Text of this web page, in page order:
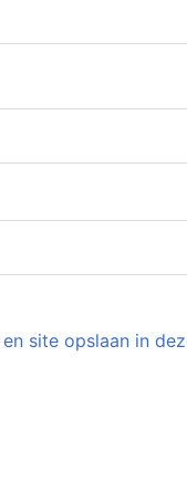
site opslaan in